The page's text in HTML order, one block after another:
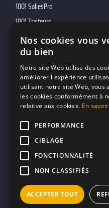
1001 SallesPro
1001 Traiteurs
1001 DJ
10h01
MP2
Contacts
marketing@reserverunbar.fr
11 rue Maurice Grandcoing
94200 Ivry-sur-Seine
Mentions légales
Nos cookies vous
du bien
Notre site Web utilise des
améliorer l'expérience
utilisant notre site Web, vous
les cookies conformément à
relative aux cookies. En
PERFORMANCE
CIBLAGE
FONCTIONNALITÉ
NON CLASSIFIÉS
ACCEPTER TOUT